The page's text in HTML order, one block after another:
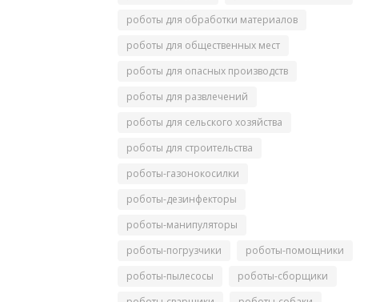
роботы для обработки материалов
роботы для общественных мест
роботы для опасных производств
роботы для развлечений
роботы для сельского хозяйства
роботы для строительства
роботы-газонокосилки
роботы-дезинфекторы
роботы-манипуляторы
роботы-погрузчики
роботы-помощники
роботы-пылесосы
роботы-сборщики